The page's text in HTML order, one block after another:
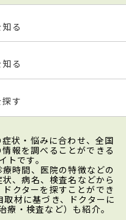
知る
知る
探す
状・悩みに合わせ、全国
報を調べることができる
トです。
時間、医院の特徴などの
、病名、検査名などから
クターを探すことができ
材に基づき、ドクターに
療・検査など）も紹介。